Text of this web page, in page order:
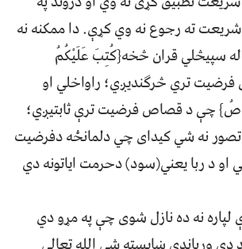
شريعت ته رجوع نه وي کړې. دا ممکنه نه
سپيڅلي قران څخه{كُتِبَ عَلَيْكُمُ
تري څرګندیږي؛ راواخلي او
چې د قصاص فرضيت ترې ثابتیږي؛
نه شي کيدای چي دلمانځه دفرضيت
او د ربا يعني(سود) دحرمت ایاتونه دي
لپاره نه ده نازل شوی چې په مړو دي